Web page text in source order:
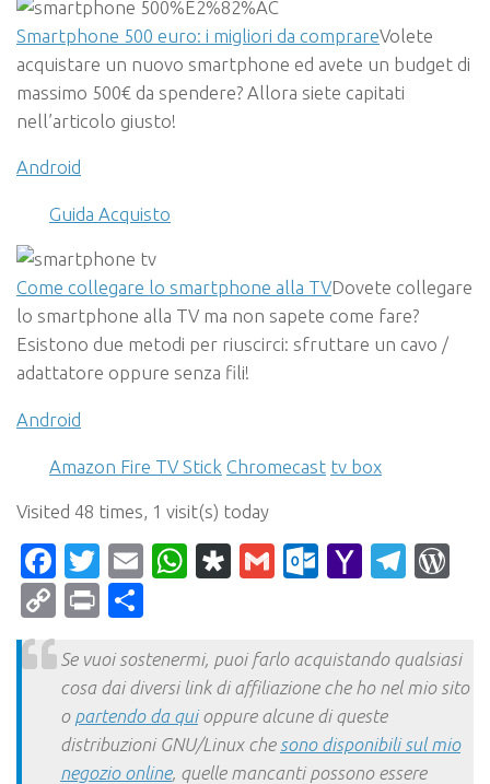
Smartphone 500 euro: i migliori da comprareVolete
acquistare un nuovo smartphone ed avete un budget di
massimo 500€ da spendere? Allora siete capitati
nell’articolo giusto!
Android
Guida Acquisto
Come collegare lo smartphone alla TVDovete collegare
lo smartphone alla TV ma non sapete come fare?
Esistono due metodi per riuscirci: sfruttare un cavo /
adattatore oppure senza fili!
Android
Amazon Fire TV Stick Chromecast tv box
Visited 48 times, 1 visit(s) today
Facebook
Twitter
EmailWhatsApp
Diaspora
Gmail Yahoo
CopyPrint
Se vuoi sostenermi, puoi farlo acquistando qualsiasi
cosa dai diversi link di affiliazione che ho nel mio sito
o partendo da quioppure alcune di queste
distribuzioni GNU/Linux che sono disponibili sul mio
negozio online, quelle mancanti possono essere